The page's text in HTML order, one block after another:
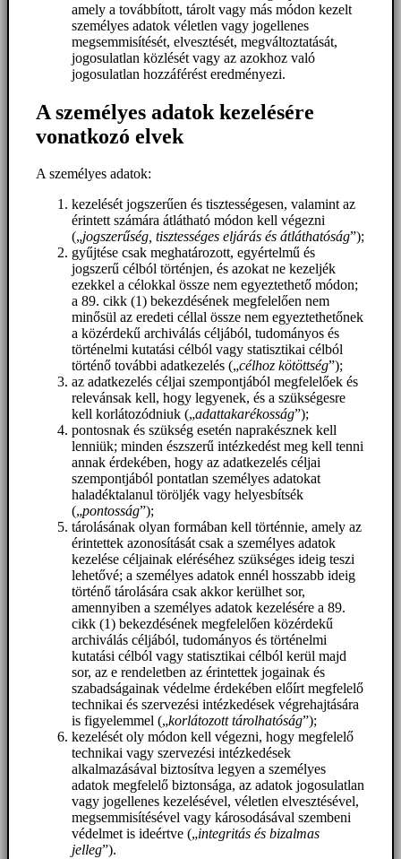
amely a továbbított, tárolt vagy más módon kezelt
személyes adatok véletlen vagy jogellenes
megsemmisítését, elvesztését, megváltoztatását,
jogosulatlan közlését vagy az azokhoz való
jogosulatlan hozzáférést eredményezi.
A személyes adatok kezelésére
vonatkozó elvek
A személyes adatok:
kezelését jogszerűen és tisztességesen, valamint az
érintett számára átlátható módon kell végezni
(„jogszerűség, tisztességes eljárás és átláthatóság”);
gyűjtése csak meghatározott, egyértelmű és
jogszerű célból történjen, és azokat ne kezeljék
ezekkel a célokkal össze nem egyeztethető módon;
a 89. cikk (1) bekezdésének megfelelően nem
minősül az eredeti céllal össze nem egyeztethetőnek
a közérdekű archiválás céljából, tudományos és
történelmi kutatási célból vagy statisztikai célból
történő további adatkezelés („célhoz kötöttség”);
az adatkezelés céljai szempontjából megfelelőek és
relevánsak kell, hogy legyenek, és a szükségesre
kell korlátozódniuk („adattakarékosság”);
pontosnak és szükség esetén naprakésznek kell
lenniük; minden észszerű intézkedést meg kell tenni
annak érdekében, hogy az adatkezelés céljai
szempontjából pontatlan személyes adatokat
haladéktalanul töröljék vagy helyesbítsék
(„pontosság”);
tárolásának olyan formában kell történnie, amely az
érintettek azonosítását csak a személyes adatok
kezelése céljainak eléréséhez szükséges ideig teszi
lehetővé; a személyes adatok ennél hosszabb ideig
történő tárolására csak akkor kerülhet sor,
amennyiben a személyes adatok kezelésére a 89.
cikk (1) bekezdésének megfelelően közérdekű
archiválás céljából, tudományos és történelmi
kutatási célból vagy statisztikai célból kerül majd
sor, az e rendeletben az érintettek jogainak és
szabadságainak védelme érdekében előírt megfelelő
technikai és szervezési intézkedések végrehajtására
is figyelemmel („korlátozott tárolhatóság”);
kezelését oly módon kell végezni, hogy megfelelő
technikai vagy szervezési intézkedések
alkalmazásával biztosítva legyen a személyes
adatok megfelelő biztonsága, az adatok jogosulatlan
vagy jogellenes kezelésével, véletlen elvesztésével,
megsemmisítésével vagy károsodásával szembeni
védelmet is ideértve („integritás és bizalmas
jelleg”).